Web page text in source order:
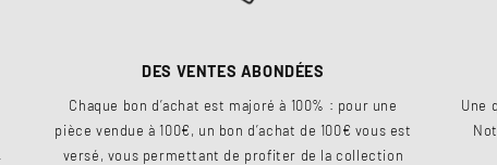
DES VENTES ABONDÉES
Chaque bon d’achat est majoré à 100% : pour une
pièce vendue à 100€, un bon d’achat de 100€ vous est
versé, vous permettant de profiter de la collection
Une